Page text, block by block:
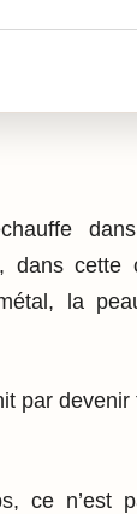
dans cette
la
par devenir
ce n’est